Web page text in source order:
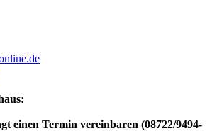
einen Termin vereinbaren (08722/9494-